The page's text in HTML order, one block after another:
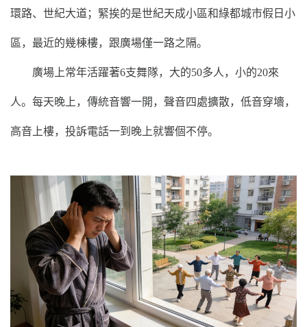
環路、世紀大道；緊挨的是世紀天成小區和綠都城市假日小
區，最近的幾棟樓，跟廣場僅一路之隔。
廣場上常年活躍著6支舞隊，大的50多人，小的20來
人。每天晚上，傳統音響一開，聲音四處擴散，低音穿墻，
高音上樓，投訴電話一到晚上就響個不停。